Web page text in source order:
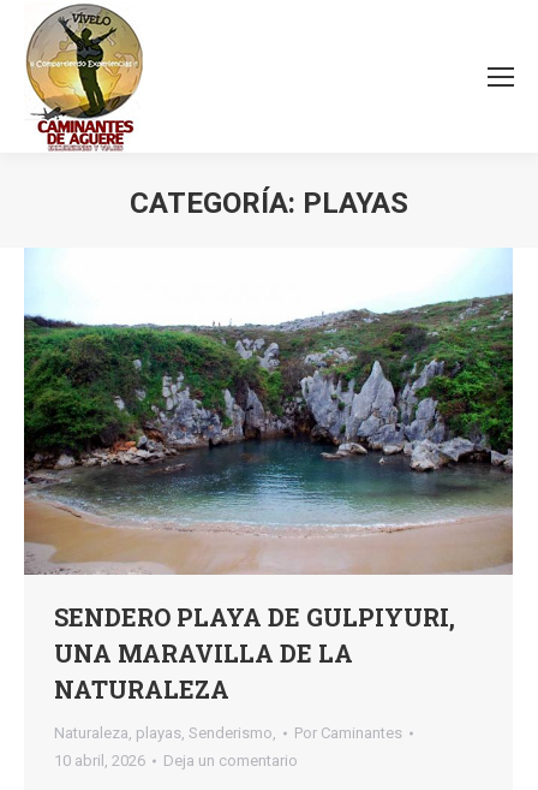
CATEGORÍA: PLAYAS
SENDERO PLAYA DE GULPIYURI,
UNA MARAVILLA DE LA
NATURALEZA
Naturaleza, playas, Senderismo, Por Caminantes
10 abril, 2026
Deja un comentario